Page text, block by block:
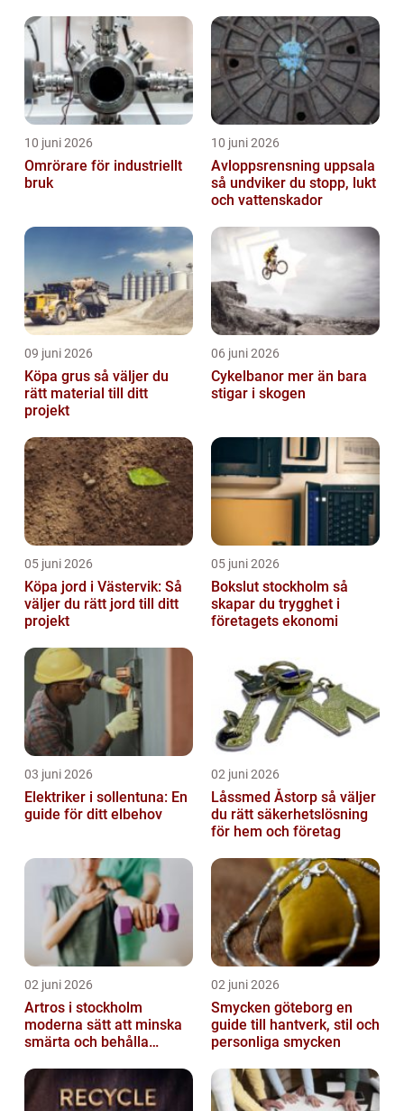
10 juni 2026
Omrörare för industriellt
bruk
10 juni 2026
Avloppsrensning uppsala
så undviker du stopp, lukt
och vattenskador
09 juni 2026
Köpa grus så väljer du
rätt material till ditt
projekt
06 juni 2026
Cykelbanor mer än bara
stigar i skogen
05 juni 2026
Köpa jord i Västervik: Så
väljer du rätt jord till ditt
projekt
05 juni 2026
Bokslut stockholm så
skapar du trygghet i
företagets ekonomi
03 juni 2026
Elektriker i sollentuna: En
guide för ditt elbehov
02 juni 2026
Låssmed Åstorp så väljer
du rätt säkerhetslösning
för hem och företag
02 juni 2026
Artros i stockholm
moderna sätt att minska
smärta och behålla
02 juni 2026
Smycken göteborg en
guide till hantverk, stil och
personliga smycken